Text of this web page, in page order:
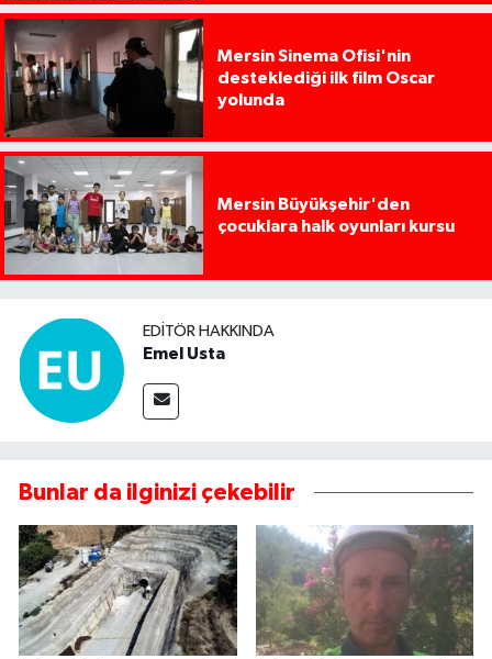
Mersin Sinema Ofisi'nin
desteklediği ilk film Oscar
yolunda
Mersin Büyükşehir'den
çocuklara halk oyunları kursu
EDITÖR HAKKINDA
Emel Usta
Bunlar da ilginizi çekebilir